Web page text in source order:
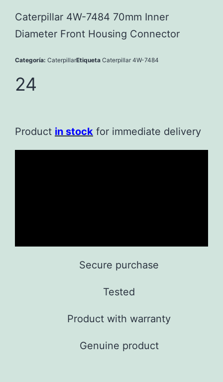
Caterpillar 4W-7484 70mm Inner
Diameter Front Housing Connector
Categoría: CaterpillarEtiqueta Caterpillar 4W-7484
24
Product in stock for immediate delivery
Secure purchase
Tested
Product with warranty
Genuine product